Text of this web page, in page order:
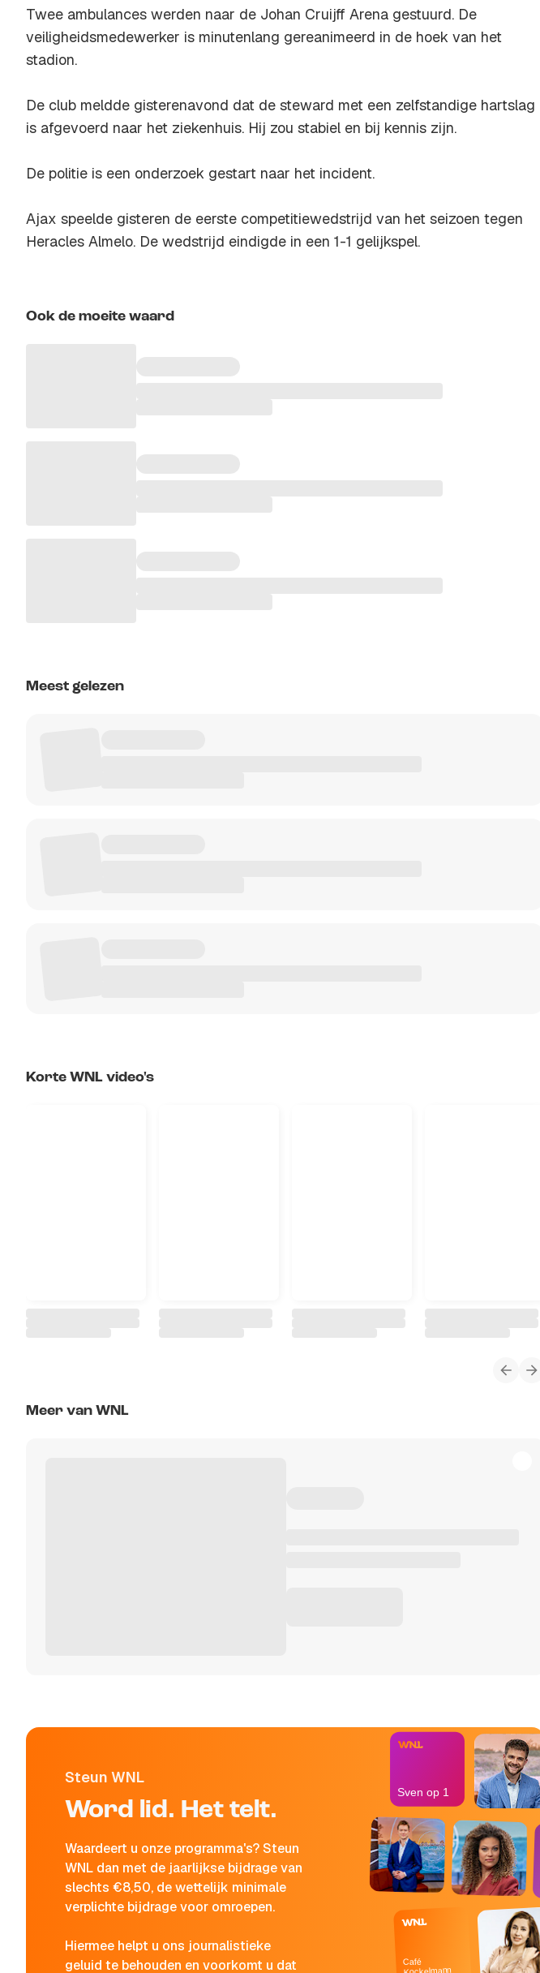
Twee ambulances werden naar de Johan Cruijff Arena gestuurd. De
veiligheidsmedewerker is minutenlang gereanimeerd in de hoek van het
stadion.
De club meldde gisterenavond dat de steward met een zelfstandige hartslag
is afgevoerd naar het ziekenhuis. Hij zou stabiel en bij kennis zijn.
De politie is een onderzoek gestart naar het incident.
Ajax speelde gisteren de eerste competitiewedstrijd van het seizoen tegen
Heracles Almelo. De wedstrijd eindigde in een 1-1 gelijkspel.
Ook de moeite waard
Meest gelezen
Korte WNL video's
Meer van WNL
Steun WNL
Word lid. Het telt.
Waardeert u onze programma's? Steun
WNL dan met de jaarlijkse bijdrage van
slechts €8,50, de wettelijk minimale
verplichte bijdrage voor omroepen.
Hiermee helpt u ons journalistieke
geluid te behouden en voorkomt u dat
Café
Sven op 1